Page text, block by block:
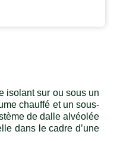
isolant sur ou sous un
chauffé et un sous-
de dalle alvéolée
dans le cadre d’une